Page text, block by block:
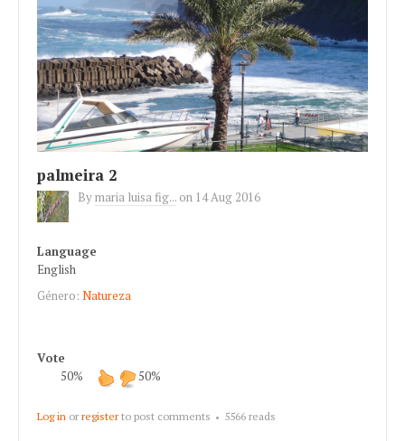
palmeira 2
Bymaria luisa fig... on 14 Aug 2016
Language
English
Género: Natureza
Vote
50%
50%
Log in or registerto post comments 5566 reads